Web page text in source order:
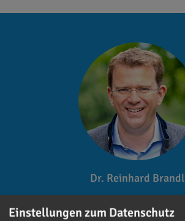
Dr. Reinhard Brandl
Gefällt mir
Einstellungen zum Datenschutz